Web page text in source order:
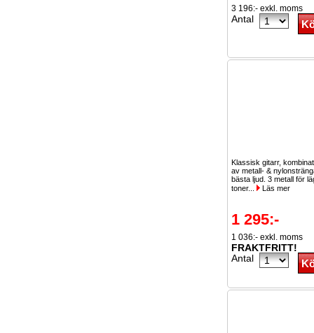
3 196:- exkl. moms
Antal
Klassisk gitarr,
av metall- &
bästa ljud. 3 metall för
toner...
Läs mer
1 295:-
1 036:- exkl. moms
FRAKTFRITT!
Antal